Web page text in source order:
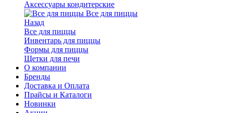
Аксессуары кондитерские
Все для пиццы
Назад
Все для пиццы
Инвентарь для пиццы
Формы для пиццы
Щетки для печи
О компании
Бренды
Доставка и Оплата
Прайсы и Каталоги
Новинки